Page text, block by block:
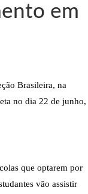
em
Brasileira, na
no dia 22 de junho,
que optarem por
vão assistir